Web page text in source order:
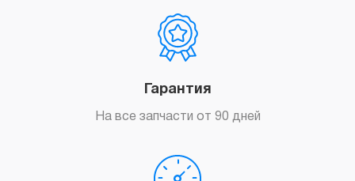
Гарантия
На все запчасти от 90 дней